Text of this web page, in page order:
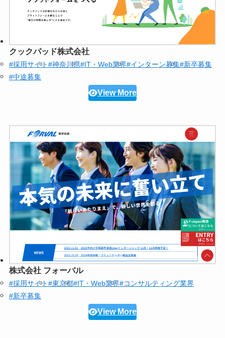
クックパッド株式会社
#採用サイト#神奈川県#IT・Web業界#インターン募集#新卒募集
#中途募集
View More
株式会社 フォーバル
#採用サイト#東京都#IT・Web業界#コンサルティング業界
#新卒募集
View More